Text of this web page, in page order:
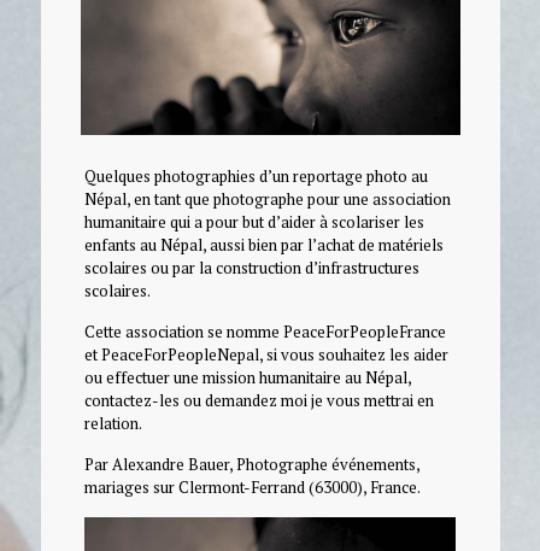
Quelques photographies d’un reportage photo au
Népal, en tant que photographe pour une association
humanitaire qui a pour but d’aider à scolariser les
enfants au Népal, aussi bien par l’achat de matériels
scolaires ou par la construction d’infrastructures
scolaires.
Cette association se nomme PeaceForPeopleFrance
et PeaceForPeopleNepal, si vous souhaitez les aider
ou effectuer une mission humanitaire au Népal,
contactez-les ou demandez moi je vous mettrai en
relation.
Par Alexandre Bauer, Photographe événements,
mariages sur Clermont-Ferrand (63000), France.